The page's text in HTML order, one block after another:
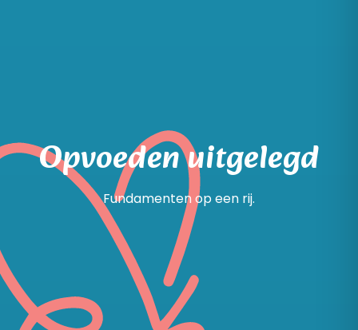
Opvoeden uitgelegd
Fundamenten op een rij.